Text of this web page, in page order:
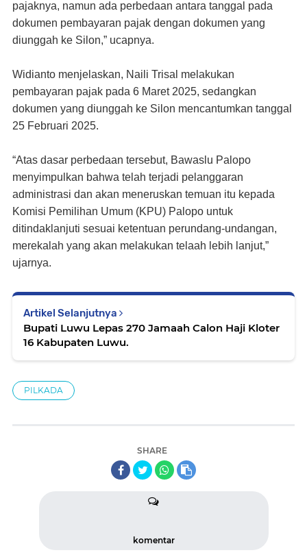
pajaknya, namun ada perbedaan antara tanggal pada
dokumen pembayaran pajak dengan dokumen yang
diunggah ke Silon,” ucapnya.
Widianto menjelaskan, Naili Trisal melakukan
pembayaran pajak pada 6 Maret 2025, sedangkan
dokumen yang diunggah ke Silon mencantumkan tanggal
25 Februari 2025.
“Atas dasar perbedaan tersebut, Bawaslu Palopo
menyimpulkan bahwa telah terjadi pelanggaran
administrasi dan akan meneruskan temuan itu kepada
Komisi Pemilihan Umum (KPU) Palopo untuk
ditindaklanjuti sesuai ketentuan perundang-undangan,
merekalah yang akan melakukan telaah lebih lanjut,”
ujarnya.
Artikel Selanjutnya
Bupati Luwu Lepas 270 Jamaah Calon Haji Kloter
16 Kabupaten Luwu.
PILKADA
SHARE
komentar